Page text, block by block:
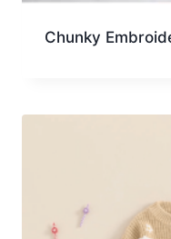
Chunky